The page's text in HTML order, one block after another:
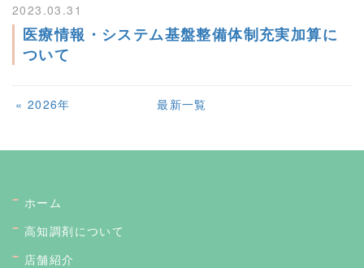
2023.03.31
医療情報・システム基盤整備体制充実加算に
ついて
« 2026年 最新一覧
ホーム
高知調剤について
店舗紹介